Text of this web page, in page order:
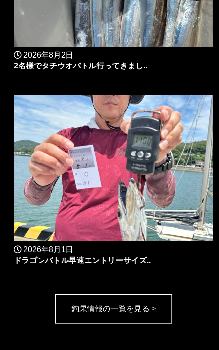
2026年8月2日
2名様でタチウオバトル行ってきまし..
2026年8月1日
ドラゴンバトル早速エントリーサイズ..
釣果情報の一覧を見る >